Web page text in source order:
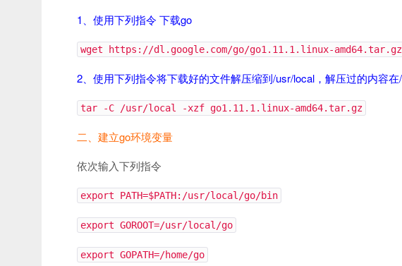
1、使用下列指令 下载go
wget https://dl.google.com/go/go1.11.1.linux-amd64.tar.gz
2、使用下列指令将下载好的文件解压缩到/usr/local，解压过的内容在
tar -C /usr/local -xzf go1.11.1.linux-amd64.tar.gz
二、建立go环境变量
依次输入下列指令
export PATH=$PATH:/usr/local/go/bin
export GOROOT=/usr/local/go
export GOPATH=/home/go